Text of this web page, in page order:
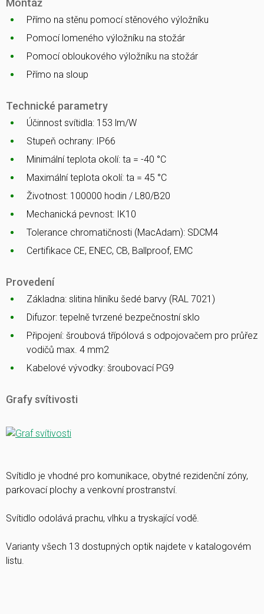
Montáž
Přímo na stěnu pomocí stěnového výložníku
Pomocí lomeného výložníku na stožár
Pomocí obloukového výložníku na stožár
Přímo na sloup
Technické parametry
Účinnost svítidla: 153 lm/W
Stupeň ochrany: IP66
Minimální teplota okolí: ta = -40 °C
Maximální teplota okolí: ta = 45 °C
Životnost: 100000 hodin / L80/B20
Mechanická pevnost: IK10
Tolerance chromatičnosti (MacAdam): SDCM4
Certifikace CE, ENEC, CB, Ballproof, EMC
Provedení
Základna: slitina hliníku šedé barvy (RAL 7021)
Difuzor: tepelně tvrzené bezpečnostní sklo
Připojení: šroubová třípólová s odpojovačem pro průřez
vodičů max. 4 mm2
Kabelové vývodky: šroubovací PG9
Grafy svítivosti
Svítidlo je vhodné pro komunikace, obytné rezidenční zóny,
parkovací plochy a venkovní prostranství.
Svítidlo odolává prachu, vlhku a tryskající vodě.
Varianty všech 13 dostupných optik najdete v katalogovém
listu.